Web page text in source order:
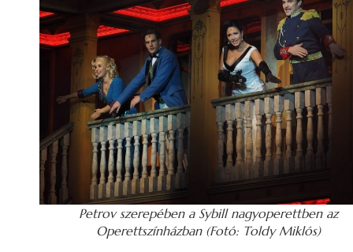
Petrov szerepében a Sybill nagyoperettben az
Operettszínházban (Fotó: Toldy Miklós)